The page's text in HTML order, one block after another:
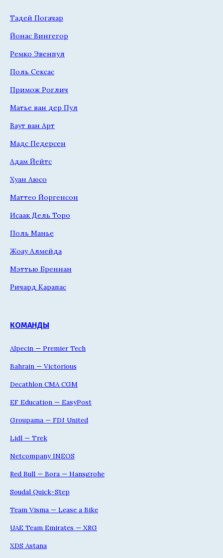
Тадей Погачар
Йонас Вингегор
Ремко Эвенпул
Поль Сексас
Примож Роглич
Матье ван дер Пул
Ваут ван Арт
Мадс Педерсен
Адам Йейтс
Хуан Аюсо
Маттео Йоргенсон
Исаак Дель Торо
Поль Манье
Жоау Алмейда
Мэттью Бреннан
Ричард Карапас
КОМАНДЫ
Alpecin — Premier Tech
Bahrain — Victorious
Decathlon CMA CGM
EF Education — EasyPost
Groupama — FDJ United
Lidl — Trek
Netcompany INEOS
Red Bull — Bora — Hansgrohe
Soudal Quick-Step
Team Visma — Lease a Bike
UAE Team Emirates — XRG
XDS Astana